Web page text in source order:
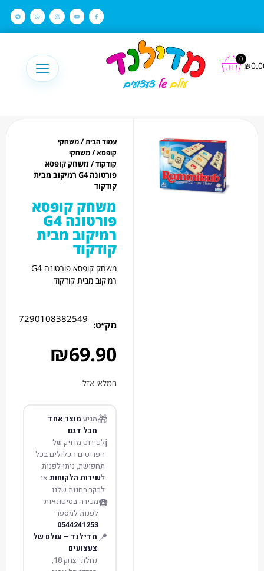
₪
0
עמוד הבית/משחקי
קופסא/משחקי
קודקוד/ משחק קופסא
פורטונה G4 רמיקוב מבית
קודקוד
משחק קופסא
פורטונה G4
רמיקוב מבית
קודקוד
משחק קופסא פורטונה G4
רמיקוב מבית קודקוד
מק׳׳ט:
7290108382549
₪69.90
המלאי אזל
🎁מגיע מוצר אחד
מכל דגם
ℹ️לפירוט מדויק של
הפריטים הכלולים בכל
תחפושת, ניתן לפנות
לשירות הלקוחות או
לבקר בחנות שלנו
☎️מכירה בסיטונאות
לפנות למספר
0544241253
📍 מדילנד – עולם של
צעצועים
נחלת יצחק 18,